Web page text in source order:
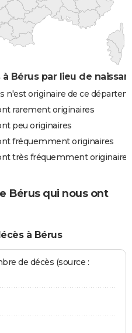
Bérus par lieu de
n'est originaire de ce
rarement originaires
peu originaires
fréquemment originaires
très fréquemment originaires
Bérus qui nous ont
à Bérus
de décès (source :